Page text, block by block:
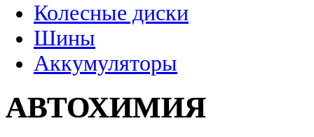
Колесные диски
Шины
Аккумуляторы
АВТОХИМИЯ